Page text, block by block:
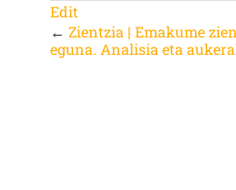
Edit
←Zientzia | Emakume
eguna. Analisia eta